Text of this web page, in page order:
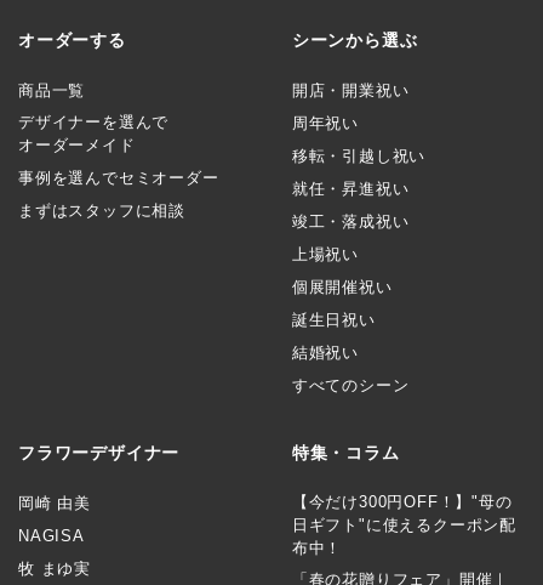
オーダーする
商品一覧
デザイナーを選んで
オーダーメイド
事例を選んでセミオーダー
まずはスタッフに相談
シーンから選ぶ
開店・開業祝い
周年祝い
移転・引越し祝い
就任・昇進祝い
竣工・落成祝い
上場祝い
個展開催祝い
誕生日祝い
結婚祝い
すべてのシーン
フラワーデザイナー
岡崎 由美
NAGISA
牧 まゆ実
特集・コラム
【今だけ300円OFF！】"母の
日ギフト"に使えるクーポン配
布中！
「春の花贈りフェア」開催｜